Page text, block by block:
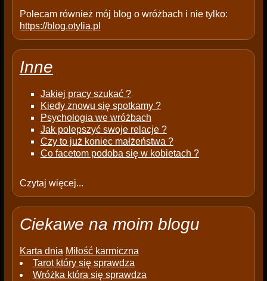
Polecam również mój blog o wróżbach i nie tylko:
https://blog.otylia.pl
Inne
Jakiej pracy szukać ?
Kiedy znowu się spotkamy ?
Psychologia we wróżbach
Jak polepszyć swoje relacje ?
Czy to już koniec małżeństwa ?
Co facetom podoba się w kobietach ?
Czytaj więcej...
Ciekawe na moim blogu
Karta dnia Miłość karmiczna
Tarot który się sprawdza
Wróżka która się sprawdza